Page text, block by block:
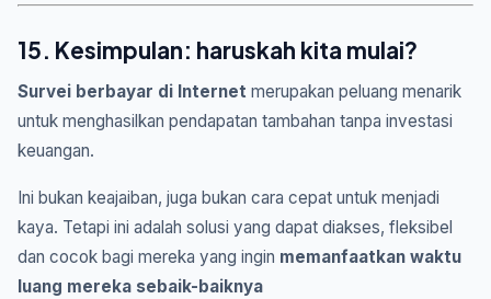
15. Kesimpulan: haruskah kita mulai?
Survei berbayar di Internet merupakan peluang menarik
untuk menghasilkan pendapatan tambahan tanpa investasi
keuangan.
Ini bukan keajaiban, juga bukan cara cepat untuk menjadi
kaya. Tetapi ini adalah solusi yang dapat diakses, fleksibel
dan cocok bagi mereka yang ingin memanfaatkan waktu
luang mereka sebaik-baiknya